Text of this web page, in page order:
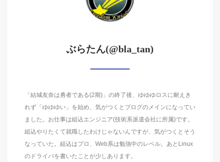
ぶらたん(@bla_tan)
「結城友奈は勇者である(2期)」の終了後、ゆゆゆロスに耐えき
れず「ゆゆゆい」を始め、気がつくとブログのメインになってい
ました。お仕事は組込エンジニア(技術系派遣会社に所属)です。
組込やりたくて就職したわけじゃないんですが、気がつくとそう
なっていた。組込はプロ、Web系は勉強中のレベル。あとLinux
のドライバを書いたことが少しあります。